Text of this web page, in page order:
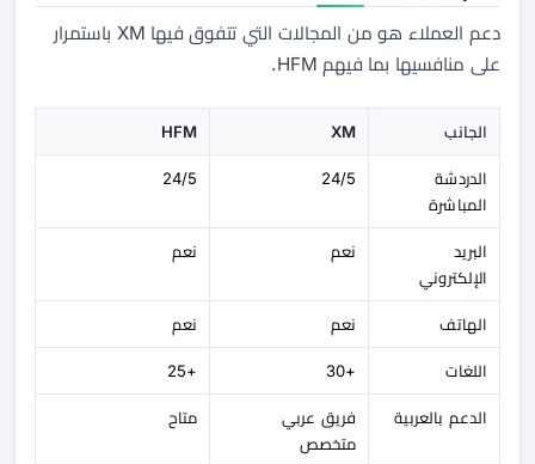
دعم العملاء هو من المجالات التي تتفوق فيها XM باستمرار
على منافسيها بما فيهم HFM.
الجانب XM
HFM
الدردشة
المباشرة
24/5
24/5
البريد
الإلكتروني
نعم نعم
الهاتف نعم نعم
اللغات +30
+25
الدعم بالعربية
فريق عربي
متخصص
متاح